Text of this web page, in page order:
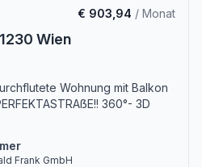
€ 903,94 / Monat
Wien
Wohnung mit Balkon
360°- 3D
Frank GmbH